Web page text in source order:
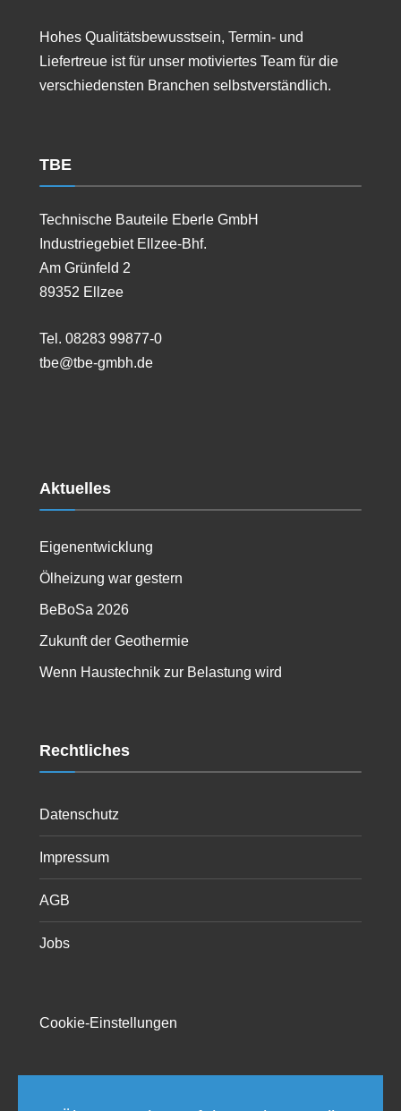
Hohes Qualitätsbewusstsein, Termin- und
Liefertreue ist für unser motiviertes Team für die
verschiedensten Branchen selbstverständlich.
TBE
Technische Bauteile Eberle GmbH
Industriegebiet Ellzee-Bhf.
Am Grünfeld 2
89352 Ellzee
Tel. 08283 99877-0
tbe@tbe-gmbh.de
Aktuelles
Eigenentwicklung
Ölheizung war gestern
BeBoSa 2026
Zukunft der Geothermie
Wenn Haustechnik zur Belastung wird
Rechtliches
Datenschutz
Impressum
AGB
Jobs
Cookie-Einstellungen